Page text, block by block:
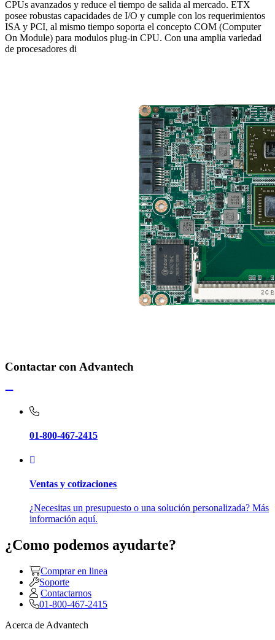
CPUs avanzados y reduce el tiempo de salida al mercado. ETX
posee robustas capacidades de I/O y cumple con los requerimientos
ISA y PCI, al mismo tiempo soporta el concepto COM (Computer
On Module) para modulos plug-in CPU. Con una amplia variedad
de procesadores di
Contactar con Advantech
01-800-467-2415
Ventas y cotizaciones
¿Necesitas un presupuesto o una solución personalizada? Más
información aquí.
¿Como podemos ayudarte?
Comprar en linea
Soporte
Contactarnos
01-800-467-2415
Acerca de Advantech